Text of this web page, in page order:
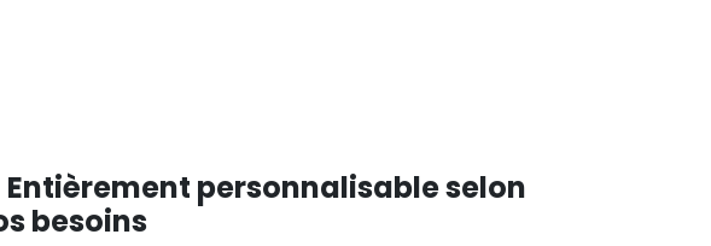
Entièrement personnalisable selon
besoins